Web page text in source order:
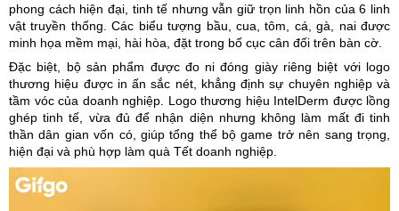
phong cách hiện đại, tinh tế nhưng vẫn giữ trọn linh hồn của 6 linh
vật truyền thống. Các biểu tượng bầu, cua, tôm, cá, gà, nai được
minh họa mềm mại, hài hòa, đặt trong bố cục cân đối trên bàn cờ.
Đặc biệt, bộ sản phẩm được đo ni đóng giày riêng biệt với logo
thương hiệu được in ấn sắc nét, khẳng định sự chuyên nghiệp và
tầm vóc của doanh nghiệp. Logo thương hiệu IntelDerm được lồng
ghép tinh tế, vừa đủ để nhận diện nhưng không làm mất đi tinh
thần dân gian vốn có, giúp tổng thể bộ game trở nên sang trọng,
hiện đại và phù hợp làm quà Tết doanh nghiệp.